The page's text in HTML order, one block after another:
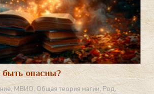
быть опасны?
,МВИО,Общая теория магии,Род,